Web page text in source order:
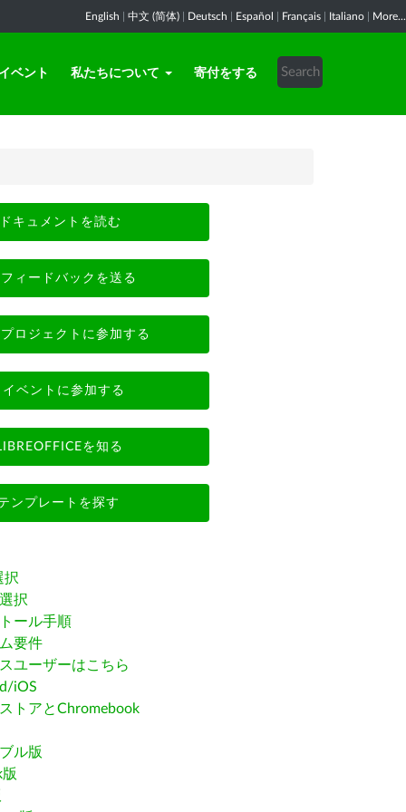
English 中文 (简体) Deutsch Español Français Italiano More...
イベント 私たちについて 寄付をする
ドキュメントを読む
フィードバックを送る
プロジェクトに参加する
イベントに参加する
を知る
ンプレートを探す
択
択
ール手順
要件
ユーザーはこちら
iOS
トアとChromebook
ル版